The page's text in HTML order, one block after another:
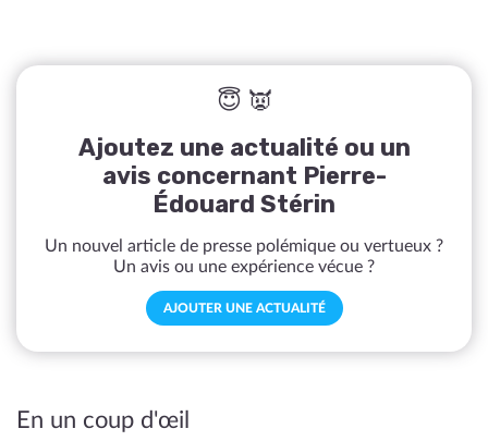
😇 👿
Ajoutez une actualité ou un
avis concernant Pierre-
Édouard Stérin
Un nouvel article de presse polémique ou vertueux ?
Un avis ou une expérience vécue ?
AJOUTER UNE ACTUALITÉ
En un coup d'œil